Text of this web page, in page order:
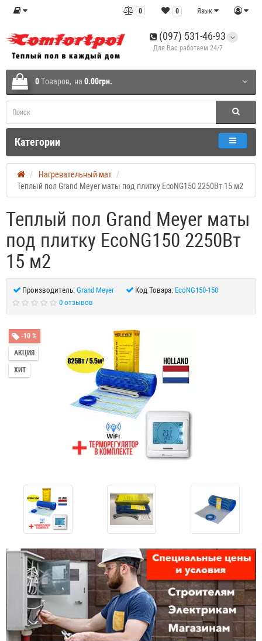
Язык
0
0
(097) 531-46-93
Для Вас работаем 24/7
0Tоваров, на 0.00грн.
Категории
Нагревательный мат
Теплый пол Grand Meyer маты под плитку EcoNG150 2250Вт 15 м2
Теплый пол Grand Meyer маты
под плитку EcoNG150 2250Вт
15 м2
Производитель: Grand Meyer Код Товара: EcoNG150-150
0 отзывов
-10 %
АКЦИЯ
ХИТ